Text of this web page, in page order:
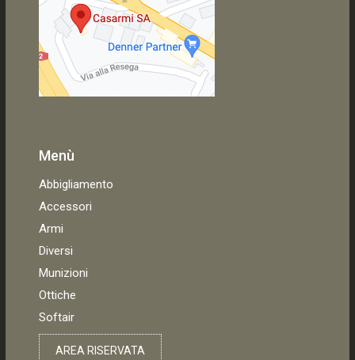
Menù
Abbigliamento
Accessori
Armi
Diversi
Munizioni
Ottiche
Softair
AREA RISERVATA